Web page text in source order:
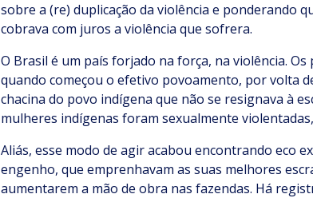
sobre a (re) duplicação da violência e ponderando
cobrava com juros a violência que sofrera.
O Brasil é um país forjado na força, na violência.
quando começou o efetivo povoamento, por volta
chacina do povo indígena que não se resignava à
mulheres indígenas foram sexualmente
Aliás, esse modo de agir acabou encontrando eco
engenho, que emprenhavam as suas melhores
aumentarem a mão de obra nas fazendas. Há